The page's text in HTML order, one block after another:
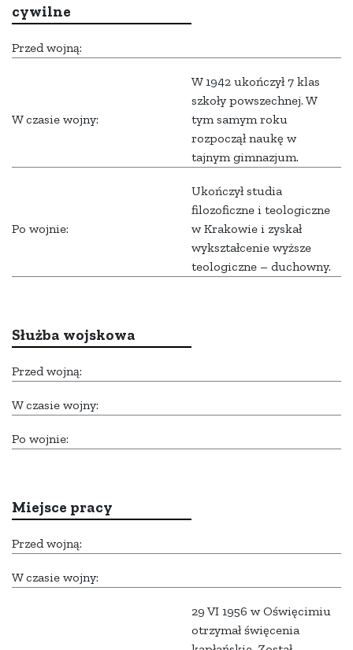
cywilne
Przed wojną:
W czasie wojny:
W 1942 ukończył 7 klas
szkoły powszechnej. W
tym samym roku
rozpoczął naukę w
tajnym gimnazjum.
Po wojnie:
Ukończył studia
filozoficzne i teologiczne
w Krakowie i zyskał
wykształcenie wyższe
teologiczne – duchowny.
Służba wojskowa
Przed wojną:
W czasie wojny:
Po wojnie:
Miejsce pracy
Przed wojną:
W czasie wojny:
29 VI 1956 w Oświęcimiu
otrzymał święcenia